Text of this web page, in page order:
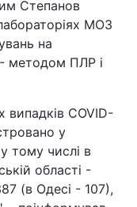
Степанов
МОЗ
на
методом ПЛР і
випадків COVID-
у
тому числі в
області -
(в Одесі - 107),